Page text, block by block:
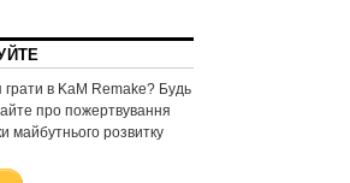
в KaM Remake? Будь
про пожертвування
майбутнього розвитку